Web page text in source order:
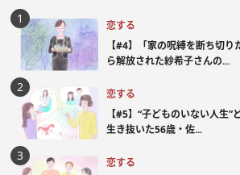
恋する
【#4】「家の呪縛を断ち切
ら解放された紗希子さんの...
恋する
【#5】“子どものいない人生
生き抜いた56歳・佐...
恋する